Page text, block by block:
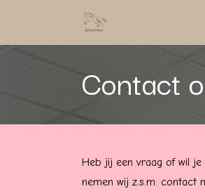
Contact
Heb jij een vraag of wil je
nemen wij z.s.m. contact